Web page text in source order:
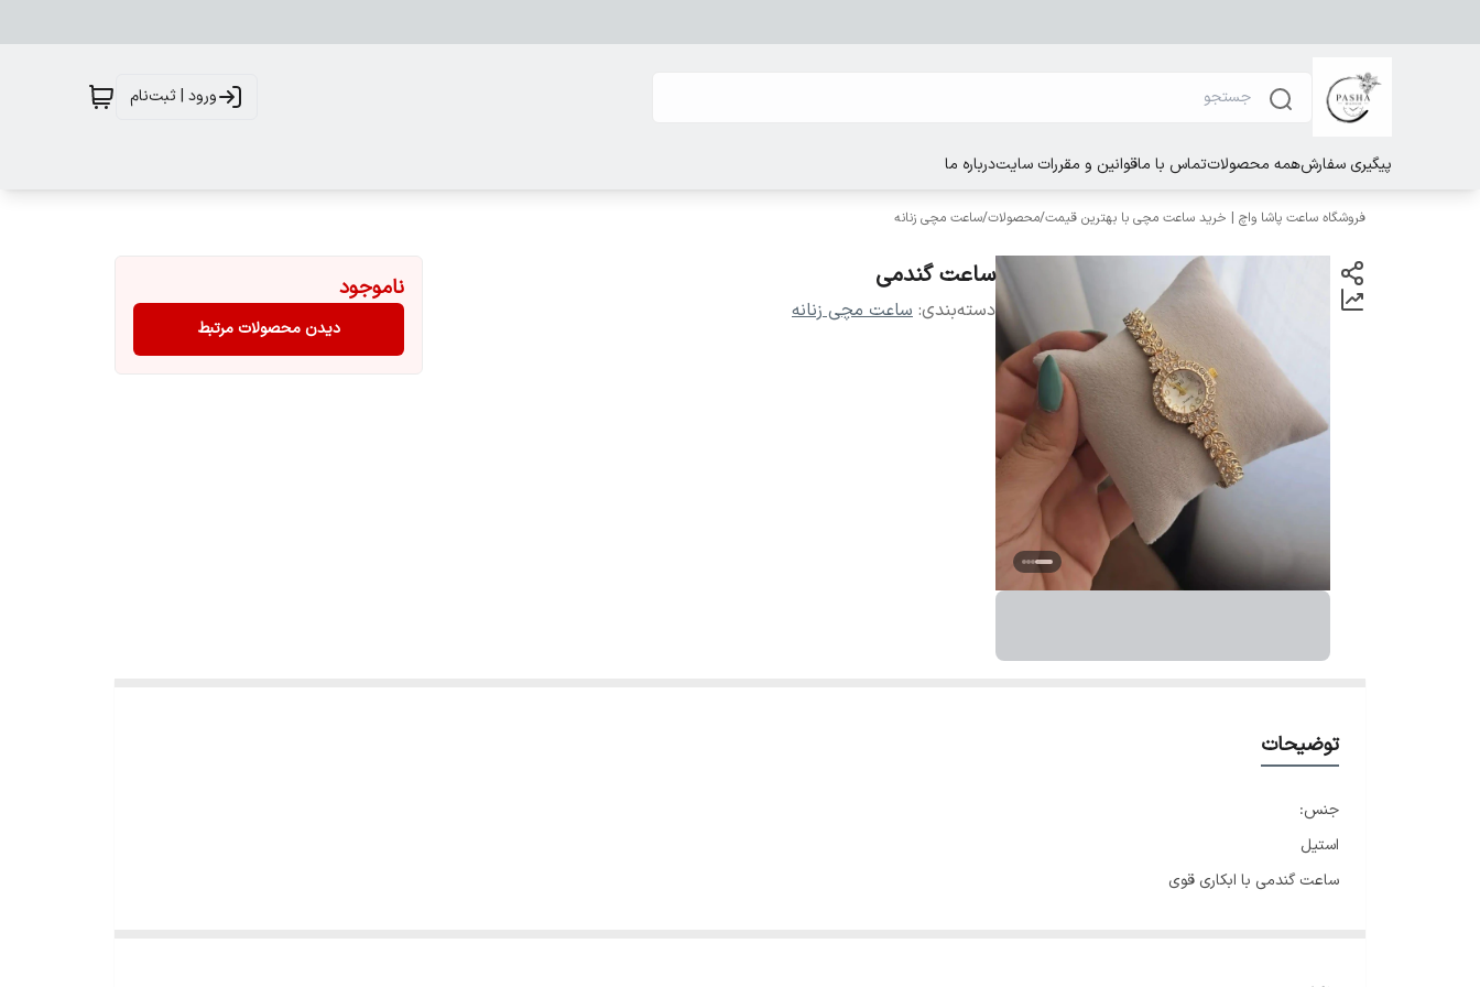
ورود | ثبت‌نام
پیگیری سفارشهمه محصولاتتماس با ماقوانین و مقررات سایتدرباره ما
فروشگاه ساعت پاشا واچ | خرید ساعت مچی با بهترین قیمت/محصولات/ساعت مچی زنانه
ساعت گندمی
دسته‌بندی: ساعت مچی زنانه
ناموجود
دیدن محصولات مرتبط
توضیحات
جنس:
استیل
ساعت گندمی با ابکاری قوی